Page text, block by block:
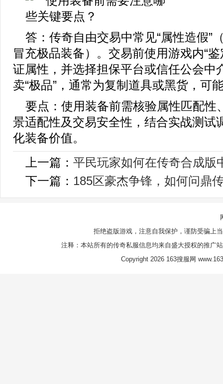
答：传奇自由交易中常见“属性造假”
冒充极品装备）。交易前使用游戏内“
证属性，并选择担保平台或信任公会中
卖“极品”，通常为复制道具或黑货，可
要点：使用装备前需核验属性匹配性
景适配性及交易安全性，结合实战测试
化装备价值。
上一篇： 平民玩家如何在传奇合成版
下一篇： 185区豪杰争锋，如何问鼎
拒绝盗版游戏，注意自我保护，谨防受骗上
注释：本站所有的传奇私服信息均来自盛大授权的推广
Copyright 2026 163搜服网